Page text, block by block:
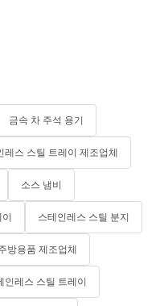
금속 차 주석 용기
레스 스틸 트레이 제조업체
소스 냄비
스테인레스 스틸 분지
방용품 제조업체
인레스 스틸 트레이